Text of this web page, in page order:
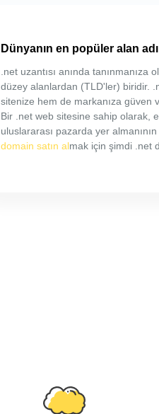
Dünyanın en popüler alan adı
.net uzantısı anında
düzey alanlardan (TLD'ler) biridir.
sitenize hem de markanıza güven
Bir .net web sitesine sahip olarak,
uluslararası pazarda yer
domain satın almak için şimdi .net